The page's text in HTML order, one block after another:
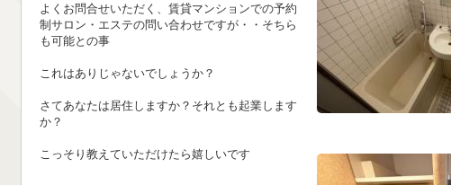
よくお問合せいただく、賃貸マンションでの予約
制サロン・エステの問い合わせですが・・そちら
も可能との事
これはありじゃないでしょうか？
さてあなたは居住しますか？それとも起業します
か？
こっそり教えていただけたら嬉しいです